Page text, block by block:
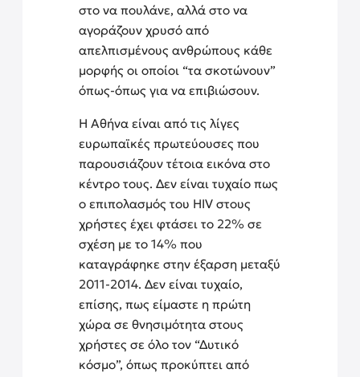
στο να πουλάνε, αλλά στο να
αγοράζουν χρυσό από
απελπισμένους ανθρώπους κάθε
μορφής οι οποίοι “τα σκοτώνουν”
όπως-όπως για να επιβιώσουν.
Η Αθήνα είναι από τις λίγες
ευρωπαϊκές πρωτεύουσες που
παρουσιάζουν τέτοια εικόνα στο
κέντρο τους. Δεν είναι τυχαίο πως
ο επιπολασμός του HIV στους
χρήστες έχει φτάσει το 22% σε
σχέση με το 14% που
καταγράφηκε στην έξαρση μεταξύ
2011-2014. Δεν είναι τυχαίο,
επίσης, πως είμαστε η πρώτη
χώρα σε θνησιμότητα στους
χρήστες σε όλο τον “Δυτικό
κόσμο”, όπως προκύπτει από